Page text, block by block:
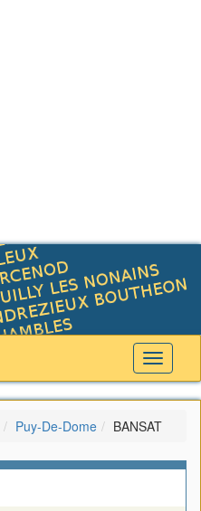
Toggle
Puy-De-Dome BANSAT